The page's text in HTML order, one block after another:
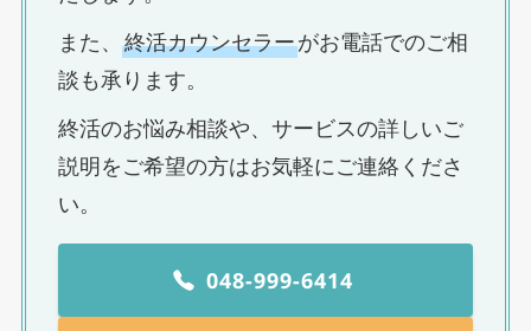
また、 終活カウンセラーがお電話でのご相
談も承ります。
終活のお悩み相談や、サービスの詳しいご
説明をご希望の方はお気軽にご連絡くださ
い。
048-999-6414